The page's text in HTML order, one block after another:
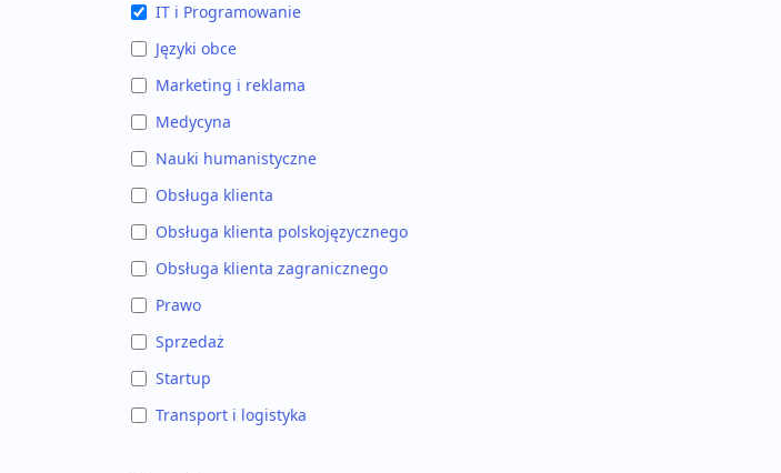
IT i Programowanie
Języki obce
Marketing i reklama
Medycyna
Nauki humanistyczne
Obsługa klienta
Obsługa klienta polskojęzycznego
Obsługa klienta zagranicznego
Prawo
Sprzedaż
Startup
Transport i logistyka